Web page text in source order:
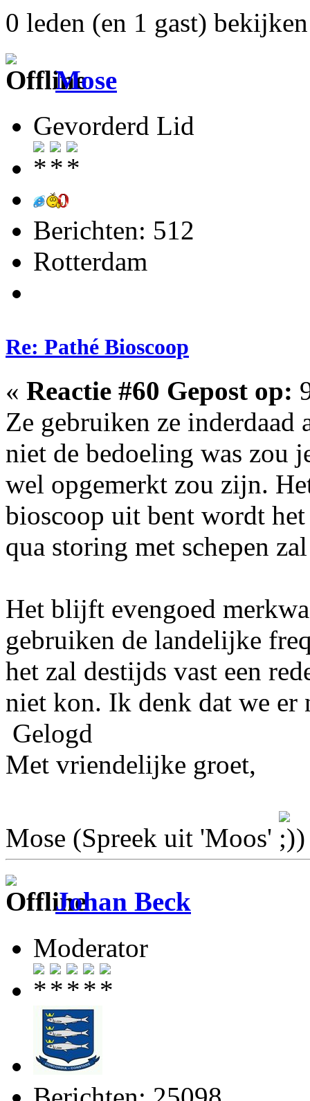
0 leden (en 1 gast)
Mose
Gevorderd Lid
Berichten: 512
Rotterdam
Re: Pathé Bioscoop
« Reactie #60 Gepost op:
Ze gebruiken ze inderdaad
niet de bedoeling was zou
wel opgemerkt zou zijn.
bioscoop uit bent wordt
qua storing met schepen
Het blijft evengoed
gebruiken de landelijke
het zal destijds vast een
niet kon. Ik denk dat we er
Gelogd
Met vriendelijke groet,
Mose (Spreek uit 'Moos' )
Johan Beck
Moderator